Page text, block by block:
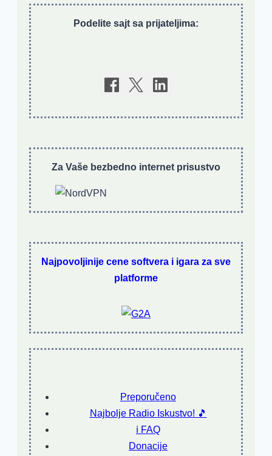
Podelite sajt sa prijateljima:
Za Vaše bezbedno internet prisustvo
Najpovoljinije cene softvera i igara za sve
platforme
Preporučeno
Najbolje Radio Iskustvo! 🎵
ℹ️ FAQ
Donacije